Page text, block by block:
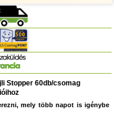
Stopper 60db/csomag
mely több napot is igénybe